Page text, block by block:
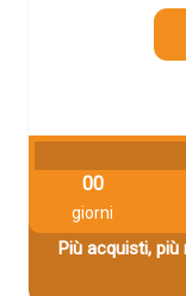
00
giorni
Più acquisti, più